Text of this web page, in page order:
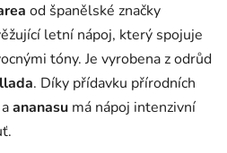
od španělské značky
letní nápoj, který spojuje
tóny. Je vyrobenazodrůd
. Díky přídavku přírodních
aananasu má nápoj intenzivní